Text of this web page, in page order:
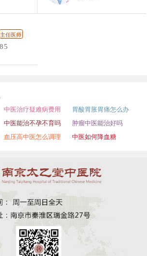
主任医师
中医治疗疑难病费用
胃酸胃胀胃痛怎么办
中医能治不孕不育吗
肿瘤中医能治好吗
血压高中医怎么调理 中医如何降血糖